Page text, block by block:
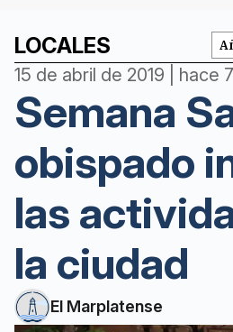
LOCALES
15 de abril de 2019 | hace
Semana
obispado
las
la ciudad
El Marplatense